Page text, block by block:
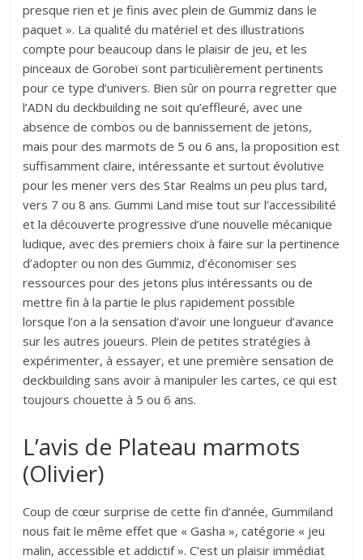
presque rien et je finis avec plein de Gummiz dans le
paquet ». La qualité du matériel et des illustrations
compte pour beaucoup dans le plaisir de jeu, et les
pinceaux de Gorobeï sont particulièrement pertinents
pour ce type d’univers. Bien sûr on pourra regretter que
l’ADN du deckbuilding ne soit qu’effleuré, avec une
absence de combos ou de bannissement de jetons,
mais pour des marmots de 5 ou 6 ans, la proposition est
suffisamment claire, intéressante et surtout évolutive
pour les mener vers des Star Realms un peu plus tard,
vers 7 ou 8 ans. Gummi Land mise tout sur l’accessibilité
et la découverte progressive d’une nouvelle mécanique
ludique, avec des premiers choix à faire sur la pertinence
d’adopter ou non des Gummiz, d’économiser ses
ressources pour des jetons plus intéressants ou de
mettre fin à la partie le plus rapidement possible
lorsque l’on a la sensation d’avoir une longueur d’avance
sur les autres joueurs. Plein de petites stratégies à
expérimenter, à essayer, et une première sensation de
deckbuilding sans avoir à manipuler les cartes, ce qui est
toujours chouette à 5 ou 6 ans.
L’avis de Plateau marmots
(Olivier)
Coup de cœur surprise de cette fin d’année, Gummiland
nous fait le même effet que « Gasha », catégorie « jeu
malin, accessible et addictif ». C’est un plaisir immédiat